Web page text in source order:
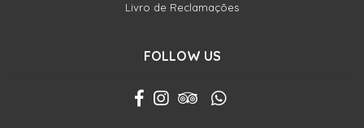
Livro de Reclamações
FOLLOW US